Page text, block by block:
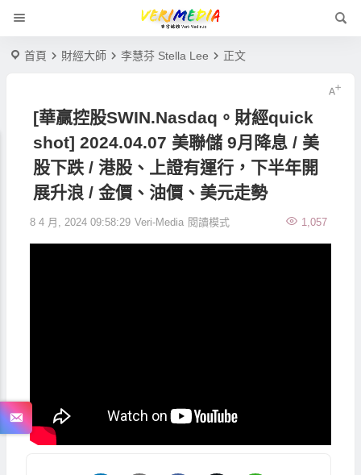
首頁 財經大師 李慧芬 Stella Lee 正文
[華贏控股SWIN.Nasdaq。財經quick
shot] 2024.04.07 美聯儲 9月降息 / 美
股下跌 / 港股、上證有運行，下半年開
展升浪 / 金價、油價、美元走勢
8 4 月, 2024 09:58:29 Veri-Media 1,057
閱讀模式